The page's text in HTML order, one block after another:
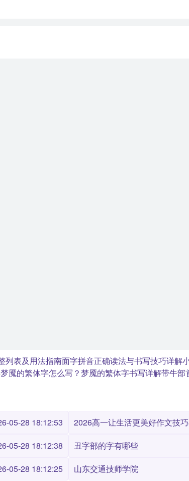
列表及用法指南面字拼音正确读法与书写技巧详解
梦魇的繁体字怎么写？梦魇的繁体字书写详解带牛部
05-28 18:12:53 2026高一让生活更美好作文技
05-28 18:12:38 丑字部的字有哪些
05-28 18:12:25 山东交通技师学院